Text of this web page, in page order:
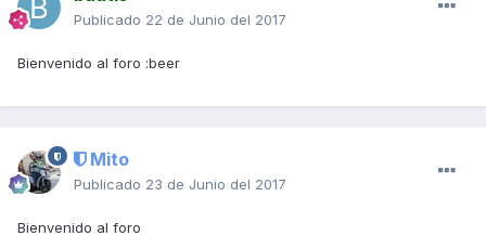
Publicado 22 de Junio del 2017
Bienvenido al foro :beer
Mito
Publicado 23 de Junio del 2017
Bienvenido al foro